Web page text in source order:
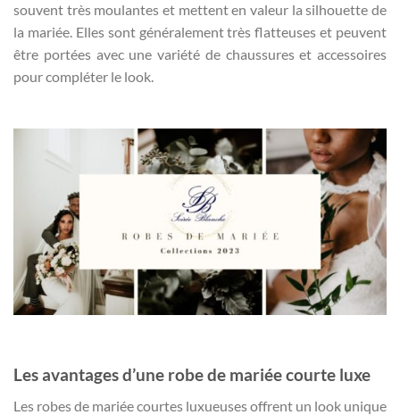
souvent très moulantes et mettent en valeur la silhouette de
la mariée. Elles sont généralement très flatteuses et peuvent
être portées avec une variété de chaussures et accessoires
pour compléter le look.
Les avantages d’une robe de mariée courte luxe
Les robes de mariée courtes luxueuses offrent un look unique